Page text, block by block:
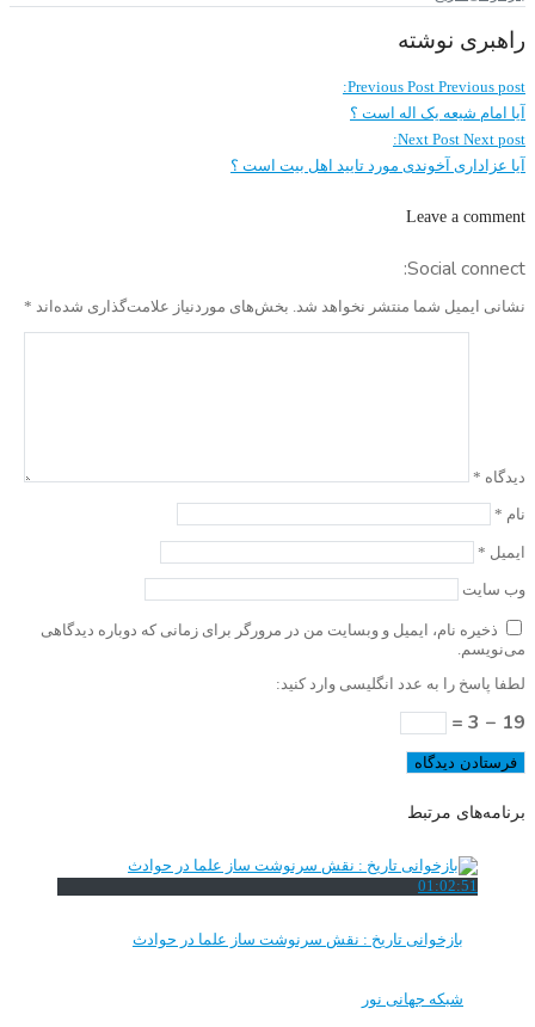
راهبری نوشته
Previous Post Previous post:
آیا امام شیعه یک اله است ؟
Next Post Next post:
آیا عزاداری آخوندی مورد تایید اهل بیت است ؟
Leave a comment
Social connect:
نشانی ایمیل شما منتشر نخواهد شد. بخش‌های موردنیاز علامت‌گذاری شده‌اند *
دیدگاه *
نام *
ایمیل *
وب‌ سایت
ذخیره نام، ایمیل و وبسایت من در مرورگر برای زمانی که دوباره دیدگاهی
می‌نویسم.
لطفا پاسخ را به عدد انگلیسی وارد کنید:
19 − 3 =
برنامه‌های مرتبط
01:02:51
بازخوانی تاریخ : نقش سرنوشت ساز علما در حوادث
شبکه جهانی نور